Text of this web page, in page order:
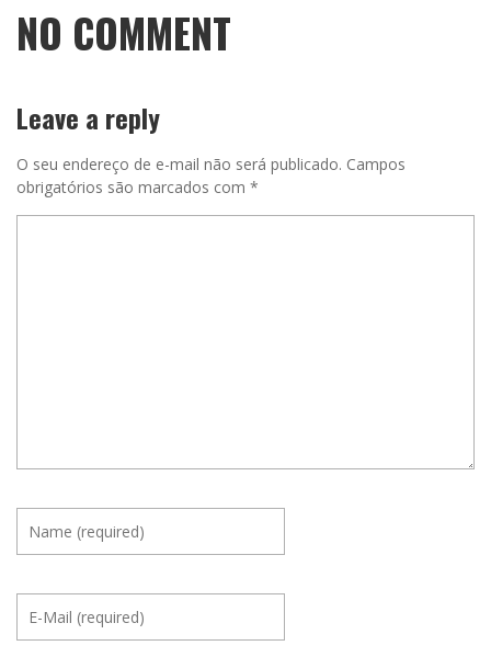
NO COMMENT
Leave a reply
O seu endereço de e-mail não será publicado. Campos
obrigatórios são marcados com *